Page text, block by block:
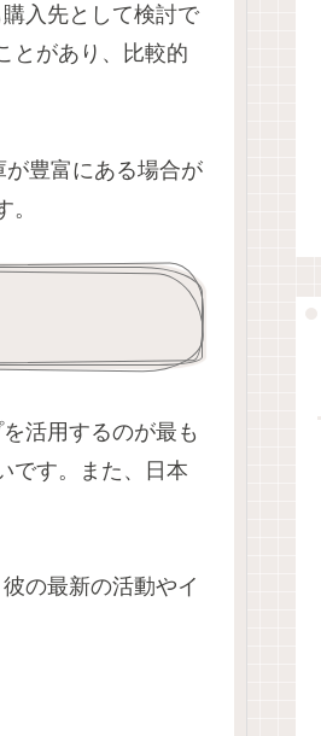
入先として検討で
とがあり、比較的
豊富にある場合が
活用するのが最も
です。また、日本
の最新の活動やイ